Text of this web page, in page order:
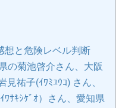
想と危険レベル判断
の菊池啓介さん、大阪
祐子(ｲﾜﾐﾕｳｺ) さん、
ｻｷｼｹﾞｵ）さん、愛知県